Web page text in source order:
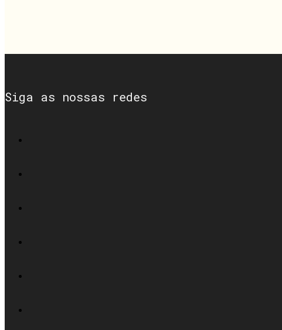
Siga as nossas redes